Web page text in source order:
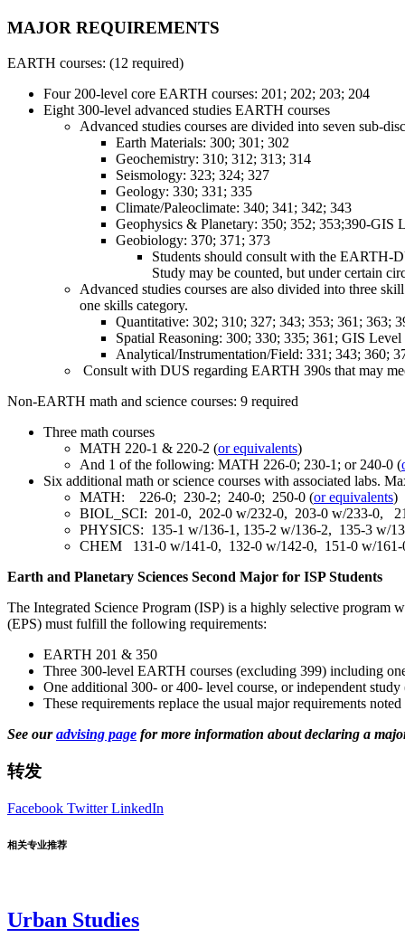
MAJOR REQUIREMENTS
EARTH courses: (12 required)
Four 200-level core EARTH courses: 201; 202; 203; 204
Eight 300-level advanced studies EARTH courses
Advanced studies courses are divided into seven sub-
Earth Materials: 300; 301; 302
Geochemistry: 310; 312; 313; 314
Seismology: 323; 324; 327
Geology: 330; 331; 335
Climate/Paleoclimate: 340; 341; 342; 343
Geophysics & Planetary: 350; 352; 353;390-GIS
Geobiology: 370; 371; 373
Students should consult with the EARTH-
Study may be counted, but under certain
Advanced studies courses are also divided into three
one skills category.
Quantitative: 302; 310; 327; 343; 353; 361; 363;
Spatial Reasoning: 300; 330; 335; 361; GIS Level
Analytical/Instrumentation/Field: 331; 343; 360;
Consult with DUS regarding EARTH 390s that may
Non-EARTH math and science courses: 9 required
Three math courses
MATH 220-1 & 220-2 (or equivalents)
And 1 of the following: MATH 226-0; 230-1; or 240-0 (
Six additional math or science courses with associated labs.
MATH: 226-0; 230-2; 240-0; 250-0 (or equivalents)
BIOL_SCI: 201-0, 202-0 w/232-0, 203-0 w/233-0,
PHYSICS: 135-1 w/136-1, 135-2 w/136-2, 135-3 w/
CHEM 131-0 w/141-0, 132-0 w/142-0, 151-0 w/
Earth and Planetary Sciences Second Major for ISP Students
The Integrated Science Program (ISP) is a highly selective program
(EPS) must fulfill the following requirements:
EARTH 201 & 350
Three 300-level EARTH courses (excluding 399) including
One additional 300- or 400- level course, or independent
These requirements replace the usual major requirements noted
See our advising page for more information about declaring a
转发
Facebook TwitterLinkedIn
相关专业推荐
Urban Studies